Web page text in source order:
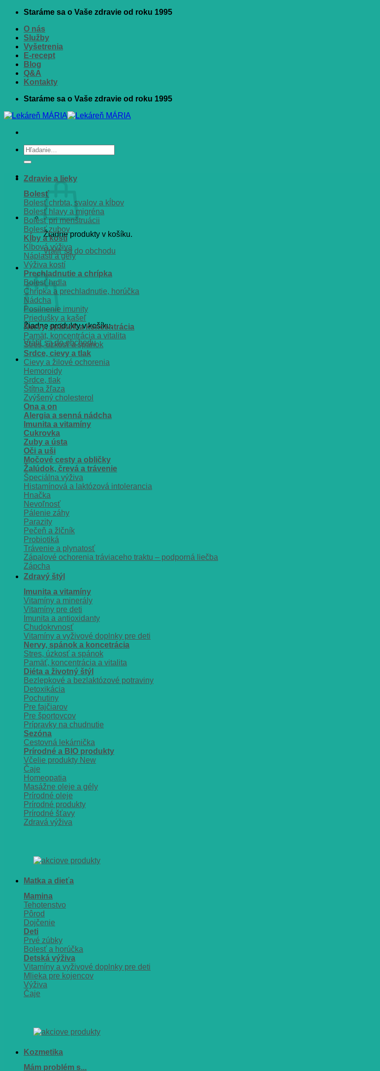
Skip
content
Staráme sa o Vaše zdravie od roku 1995
O nás
Služby
Vyšetrenia
E-recept
Blog
Q&A
Kontakty
Staráme sa o Vaše zdravie od roku 1995
Hľadať:
Žiadne produkty v košíku.
Vrátiť sa do obchodu
Košík
Žiadne produkty v košíku.
Vrátiť sa do obchodu
Zdravie a lieky
Bolesť
Bolesť chrbta, svalov a kĺbov
Bolesť hlavy a migréna
Bolesť pri menštruácii
Bolesť zubov
Kĺby a kosti
Kĺbová výživa
Náplasti a gély
Výživa kostí
Prechladnutie a chrípka
Bolesť hrdla
Chrípka a prechladnutie, horúčka
Nádcha
Posilnenie imunity
Priedušky a kašeľ
Nervy, spánok a koncentrácia
Pamät, koncentrácia a vitalita
Stres, úzkosť a spánok
Srdce, cievy a tlak
Cievy a žilové ochorenia
Hemoroidy
Srdce, tlak
Štítna žľaza
Zvýšený cholesterol
Ona a on
Alergia a senná nádcha
Imunita a vitamíny
Cukrovka
Zuby a ústa
Oči a uši
Močové cesty a obličky
Žalúdok, črevá a trávenie
Špeciálna výživa
Histamínová a laktózová intolerancia
Hnačka
Nevoľnosť
Pálenie záhy
Parazity
Pečeň a žlčník
Probiotiká
Trávenie a plynatosť
Zápalové ochorenia tráviaceho traktu – podporná liečba
Zápcha
Zdravý štýl
Imunita a vitamíny
Vitamíny a minerály
Vitamíny pre deti
Imunita a antioxidanty
Chudokrvnosť
Vitamíny a vyživové doplnky pre deti
Nervy, spánok a koncetrácia
Stres, úzkosť a spánok
Pamäť, koncentrácia a vitalita
Diéta a životný štýl
Bezlepkové a bezlaktózové potraviny
Detoxikácia
Pochutiny
Pre fajčiarov
Pre športovcov
Prípravky na chudnutie
Sezóna
Cestovná lekárnička
Prírodné a BIO produkty
Včelie produkty
Čaje
Homeopatia
Masážne oleje a gély
Prírodné oleje
Prírodné produkty
Prírodné šťavy
Zdravá výživa
Matka a dieťa
Mamina
Tehotenstvo
Pôrod
Dojčenie
Deti
Prvé zúbky
Bolesť a horúčka
Detská výživa
Vitamíny a vyživové doplnky pre deti
Mlieka pre kojencov
Výživa
Čaje
Kozmetika
Mám problém s...